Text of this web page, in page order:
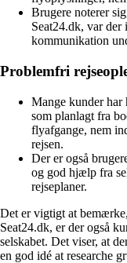
Brugere noterer
Seat24.dk, var
kommunikation
Problemfri
Mange kunder har
som planlagt fra
flyafgange, nem
rejsen.
Der er også
og god hjælp fra
rejseplaner.
Det er vigtigt at
Seat24.dk, er der også
selskabet. Det viser, at
en god idé at researche